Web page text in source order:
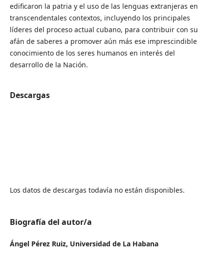
edificaron la patria y el uso de las lenguas extranjeras en
transcendentales contextos, incluyendo los principales
líderes del proceso actual cubano, para contribuir con su
afán de saberes a promover aún más ese imprescindible
conocimiento de los seres humanos en interés del
desarrollo de la Nación.
Descargas
Los datos de descargas todavía no están disponibles.
Biografía del autor/a
Ángel Pérez Ruiz, Universidad de La Habana